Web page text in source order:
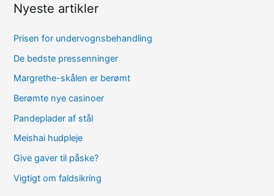
Nyeste artikler
Prisen for undervognsbehandling
De bedste pressenninger
Margrethe-skålen er berømt
Berømte nye casinoer
Pandeplader af stål
Meishai hudpleje
Give gaver til påske?
Vigtigt om faldsikring